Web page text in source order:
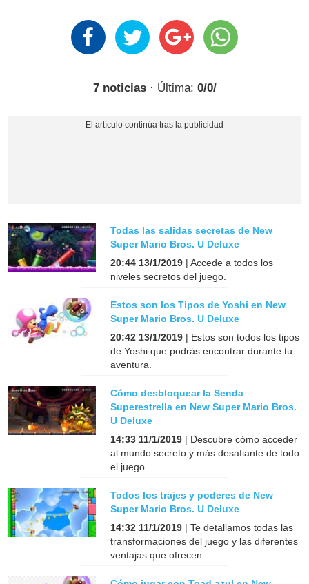
7 noticias· Última: 0/0/
Todas las salidas secretas de New
Super Mario Bros. U Deluxe
20:44 13/1/2019 | Accede a todos los
niveles secretos del juego.
Estos son los Tipos de Yoshi en New
Super Mario Bros. U Deluxe
20:42 13/1/2019 | Estos son todos los tipos
de Yoshi que podrás encontrar durante tu
aventura.
Cómo desbloquear la Senda
Superestrella en New Super Mario Bros.
U Deluxe
14:33 11/1/2019 | Descubre cómo acceder
al mundo secreto y más desafiante de todo
el juego.
Todos los trajes y poderes de New
Super Mario Bros. U Deluxe
14:32 11/1/2019 | Te detallamos todas las
transformaciones del juego y las diferentes
ventajas que ofrecen.